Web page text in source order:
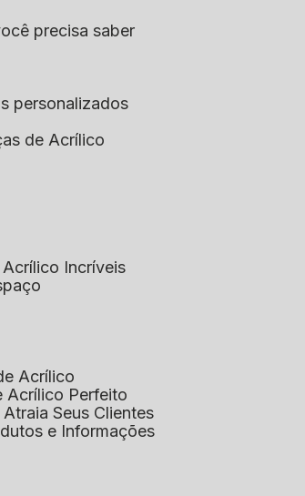
precisa saber
personalizados
de Acrílico
Acrílico Incríveis
Acrílico
Acrílico Perfeito
Atraia Seus Clientes
e Informações